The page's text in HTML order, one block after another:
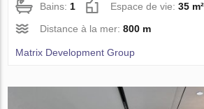
Bains:1 Espace de vie:35 m²
Distance à la mer:800 m
Matrix Development Group